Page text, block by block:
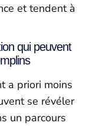
et tendent à
qui peuvent
a priori moins
se révéler
un parcours